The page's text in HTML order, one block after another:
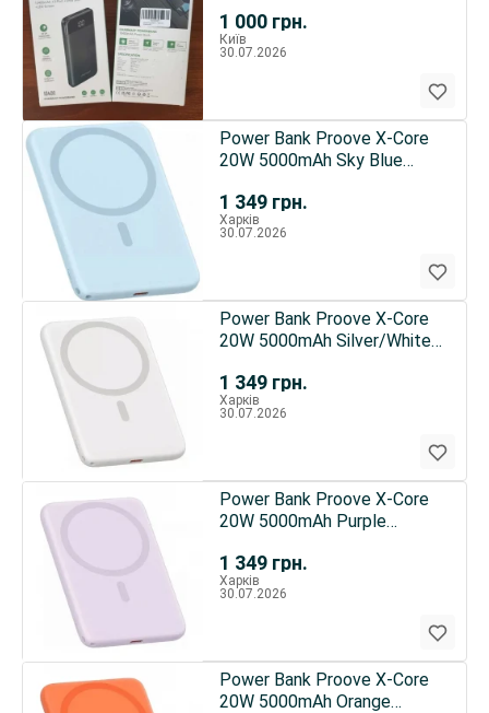
1 000 грн.
Київ
30.07.2026
1 349 грн.
Power Bank Proove X-Core
20W 5000mAh Sky Blue
Харків
30.07.2026
1 349 грн.
Power Bank Proove X-Core
20W 5000mAh Silver/White
Харків
30.07.2026
1 349 грн.
Power Bank Proove X-Core
20W 5000mAh Purple
Харків
30.07.2026
Power Bank Proove X-Core
20W 5000mAh Orange